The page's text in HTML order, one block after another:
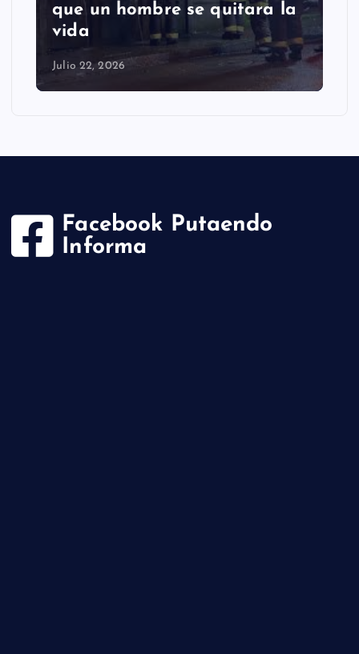
que un hombre se quitara la
vida
Julio 22, 2026
Facebook Putaendo
Informa